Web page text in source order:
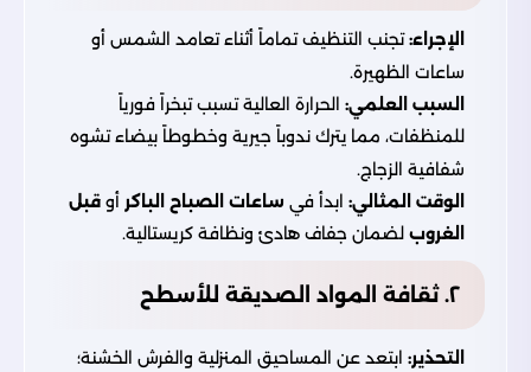
الإجراء:تجنب التنظيف تماماً أثناء تعامد الشمس أو
ساعات الظهيرة.
السبب العلمي: الحرارة العالية تسبب تبخراً فورياً
للمنظفات، مما يترك ندوباً جيرية وخطوطاً بيضاء تشوه
شفافية الزجاج.
الوقت المثالي: ابدأ في ساعات الصباح الباكر أو قبل
الغروب لضمان جفاف هادئ ونظافة كريستالية.
٢. ثقافة المواد الصديقة للأسطح
التحذير: ابتعد عن المساحيق المنزلية والفرش الخشنة؛